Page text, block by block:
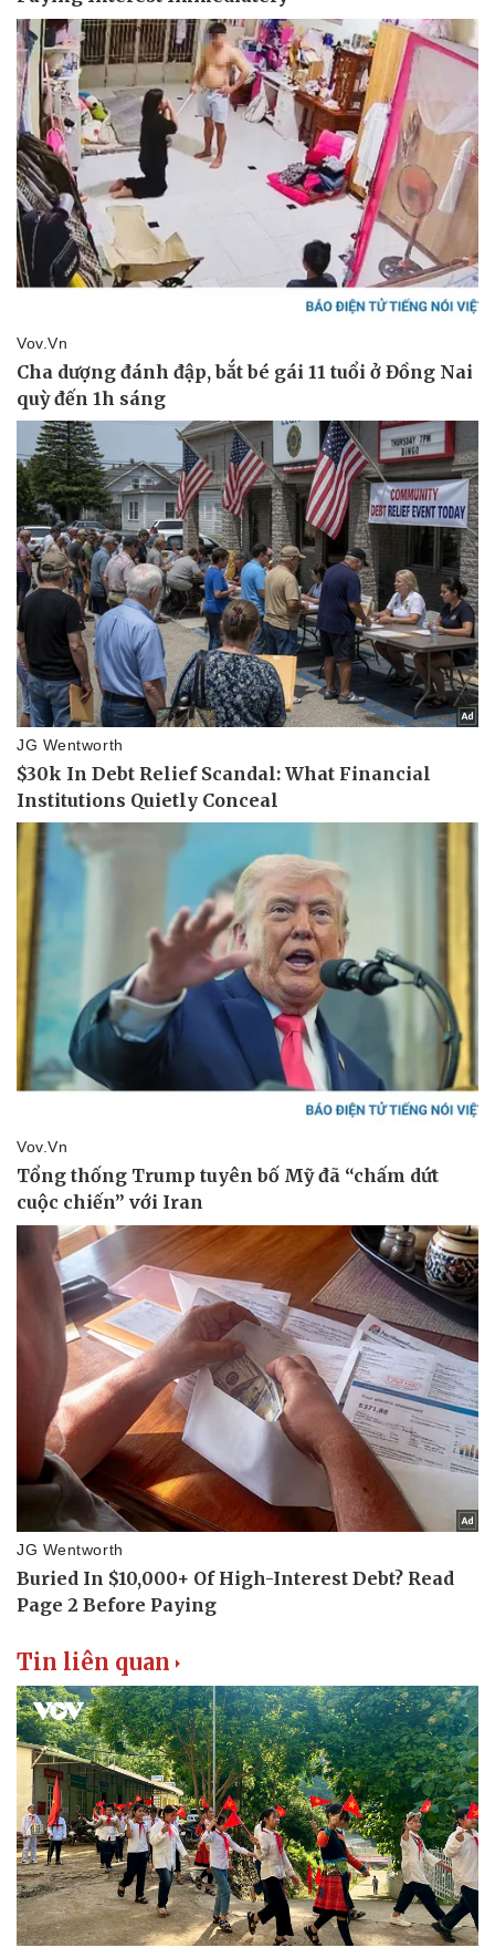
Văn hóa
Sân khấu - Điện ảnh
Văn học
Âm nhạc
Giải trí
Nghệ sĩ
Thời trang
Du lịch
Tư vấn
Săn Tour
check-in
Podcast
Câu chuyện thời sự
Đọc truyện đêm khuya
Cửa sổ tình yêu
Kể chuyện cho bé
Hạt giống tâm hồn
Tin liên quan